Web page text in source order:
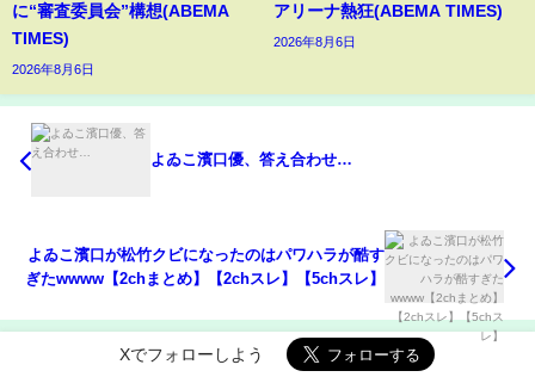
に“審査委員会”構想(ABEMA
TIMES)
2026年8月6日
アリーナ熱狂(ABEMA TIMES)
2026年8月6日
よゐこ濱口優、答え合わせ…
よゐこ濱口が松竹クビになったのはパワハラが酷す
ぎたwwww【2chまとめ】【2chスレ】【5chスレ】
Xでフォローしよう